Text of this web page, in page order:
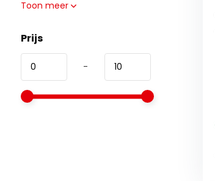
Toon meer
Prijs
-